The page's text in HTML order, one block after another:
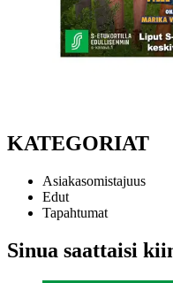
KATEGORIAT
Asiakasomistajuus
Edut
Tapahtumat
Sinua saattaisi